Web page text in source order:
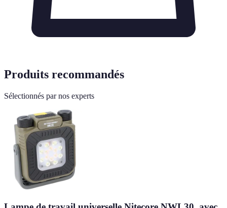
Produits recommandés
Sélectionnés par nos experts